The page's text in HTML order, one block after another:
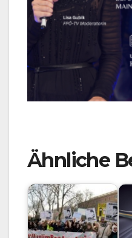
Ähnliche